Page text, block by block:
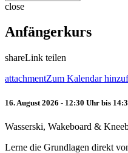
close
Anfängerkurs
shareLink teilen
attachmentZum Kalendar
16. August 2026 - 12:30 Uhr bis
Wasserski, Wakeboard &
Lerne die Grundlagen direkt